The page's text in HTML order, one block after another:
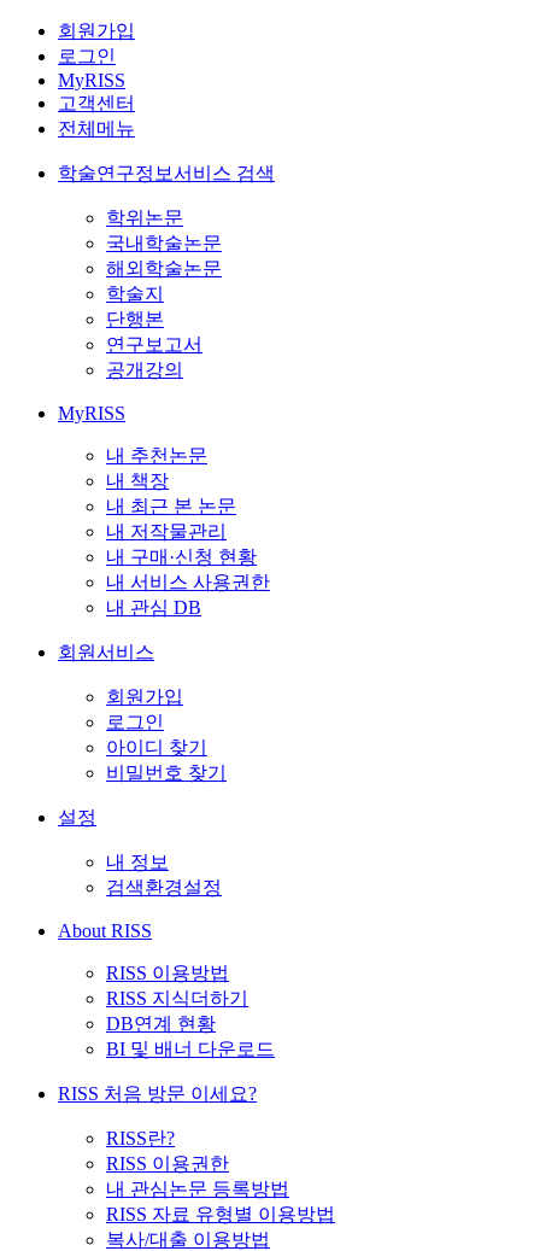
회원가입
로그인
MyRISS
고객센터
전체메뉴
학술연구정보서비스 검색
학위논문
국내학술논문
해외학술논문
학술지
단행본
연구보고서
공개강의
MyRISS
내 추천논문
내 책장
내 최근 본 논문
내 저작물관리
내 구매·신청 현황
내 서비스 사용권한
내 관심 DB
회원서비스
회원가입
로그인
아이디 찾기
비밀번호 찾기
설정
내 정보
검색환경설정
About RISS
RISS 이용방법
RISS 지식더하기
DB연계 현황
BI 및 배너 다운로드
RISS 처음 방문 이세요?
RISS란?
RISS 이용권한
내 관심논문 등록방법
RISS 자료 유형별 이용방법
복사/대출 이용방법